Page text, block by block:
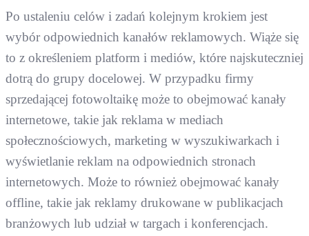
Po ustaleniu celów i zadań kolejnym krokiem jest
wybór odpowiednich kanałów reklamowych. Wiąże się
to z określeniem platform i mediów, które najskuteczniej
dotrą do grupy docelowej. W przypadku firmy
sprzedającej fotowoltaikę może to obejmować kanały
internetowe, takie jak reklama w mediach
społecznościowych, marketing w wyszukiwarkach i
wyświetlanie reklam na odpowiednich stronach
internetowych. Może to również obejmować kanały
offline, takie jak reklamy drukowane w publikacjach
branżowych lub udział w targach i konferencjach.